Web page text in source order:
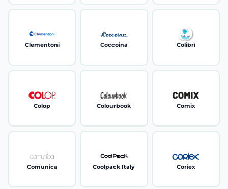
Clementoni Coccoina Colibrì
Colop Colourbook Comix
Comunica Coolpack Italy Coriex